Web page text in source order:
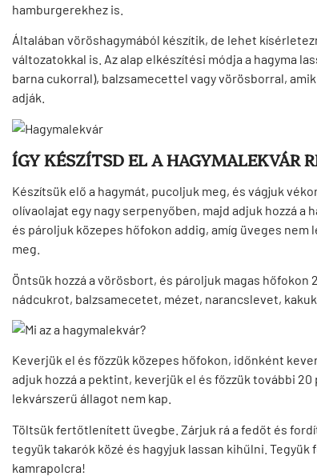
hamburgerekhez is.
Általában vöröshagymából készítik, de lehet
változatokkal is. Az alap elkészítési módja a hagyma
barna cukorral), balzsamecettel vagy vörösborral,
adják.
ÍGY KÉSZÍTSD EL A HAGYMALEKVÁR
Készítsük elő a hagymát, pucoljuk meg, és vágjuk
olívaolajat egy nagy serpenyőben, majd adjuk hozzá a
és pároljuk közepes hőfokon addig, amíg üveges nem
meg.
Öntsük hozzá a vörösbort, és pároljuk magas hőfokon
nádcukrot, balzsamecetet, mézet, narancslevet,
Keverjük el és főzzük közepes hőfokon, időnként
adjuk hozzá a pektint, keverjük el és főzzük további 20
lekvárszerű állagot nem kap.
Töltsük fertőtlenített üvegbe. Zárjuk rá a fedőt és
tegyük takarók közé és hagyjuk lassan kihűlni.
kamrapolcra!